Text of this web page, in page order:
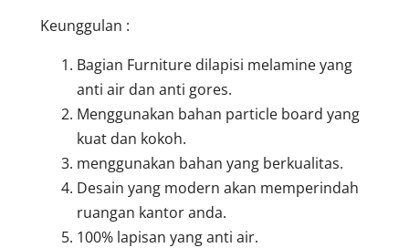
Keunggulan :
Bagian Furniture dilapisi melamine yang
anti air dan anti gores.
Menggunakan bahan particle board yang
kuat dan kokoh.
menggunakan bahan yang berkualitas.
Desain yang modern akan memperindah
ruangan kantor anda.
100% lapisan yang anti air.